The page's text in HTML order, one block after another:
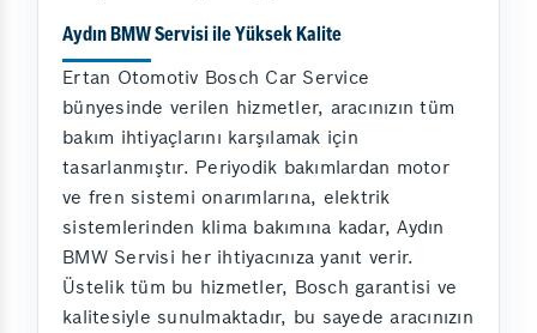
Aydın BMW Servisi ile Yüksek Kalite
Ertan Otomotiv Bosch Car Service
bünyesinde verilen hizmetler, aracınızın tüm
bakım ihtiyaçlarını karşılamak için
tasarlanmıştır. Periyodik bakımlardan motor
ve fren sistemi onarımlarına, elektrik
sistemlerinden klima bakımına kadar, Aydın
BMW Servisi her ihtiyacınıza yanıt verir.
Üstelik tüm bu hizmetler, Bosch garantisi ve
kalitesiyle sunulmaktadır, bu sayede aracınızın